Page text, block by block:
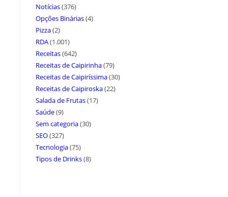
Notícias(376)
Opções Binárias(4)
Pizza(2)
RDA(1.001)
Receitas(642)
Receitas de Caipirinha(79)
Receitas de Caipiríssima(30)
Receitas de Caipiroska(22)
Salada de Frutas(17)
Saúde(9)
Sem categoria(30)
SEO(327)
Tecnologia(75)
Tipos de Drinks(8)